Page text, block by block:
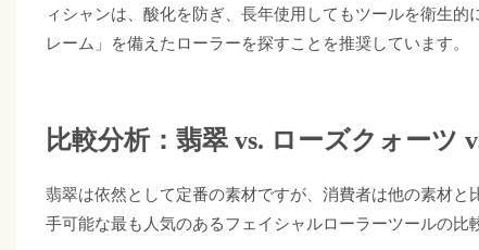
ィシャンは、酸化を防ぎ、長年使用してもツールを衛生
レーム」を備えたローラーを探すことを推奨しています。
比較分析：翡翠 vs. ローズクォーツ
翡翠は依然として定番の素材ですが、消費者は他の素材
手可能な最も人気のあるフェイシャルローラーツールの比